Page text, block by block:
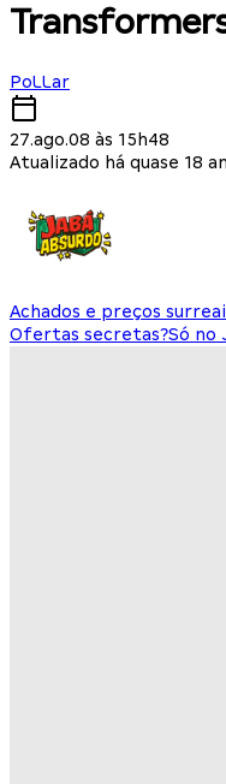
PoLLar
27.ago.08 às 15h48
Atualizado há quase 18
Achados e preços
Ofertas secretas?Só no